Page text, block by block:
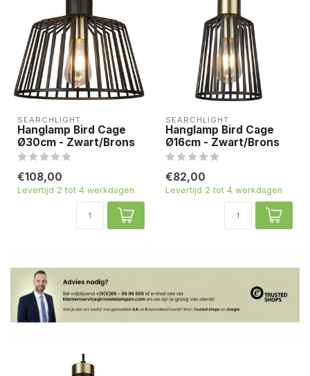
SEARCHLIGHT
Hanglamp Bird Cage
Ø30cm - Zwart/Brons
€108,00
Levertijd 2 tot 4 werkdagen
SEARCHLIGHT
Hanglamp Bird Cage
Ø16cm - Zwart/Brons
€82,00
Levertijd 2 tot 4 werkdagen